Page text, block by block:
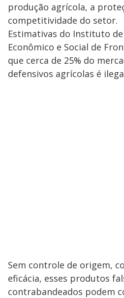
produção agrícola, a
competitividade do setor.
Estimativas do Instituto
Econômico e Social de
que cerca de 25% do
defensivos agrícolas é
Sem controle de origem,
eficácia, esses produtos
contrabandeados podem